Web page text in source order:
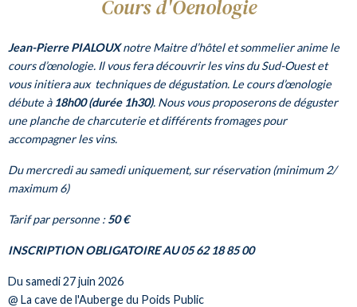
Cours d'Oenologie
Jean-Pierre PIALOUXnotre Maitre d’hôtel et sommelier anime le
cours d’œnologie. Il vous fera découvrir les vins du Sud-Ouest et
vous initiera aux techniques de dégustation. Le cours d’œnologie
débute à 18h00 (durée 1h30). Nous vous proposerons de déguster
une planche de charcuterie et différents fromages pour
accompagner les vins.
Du mercredi au samedi uniquement, sur réservation (minimum 2/
maximum 6)
Tarif par personne :50 €
INSCRIPTION OBLIGATOIRE AU 05 62 18 85 00
Du samedi 27 juin 2026
@ La cave de l'Auberge du Poids Public